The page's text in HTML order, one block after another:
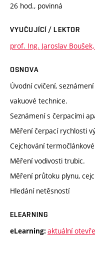
26 hod., povinná
VYUČUJÍCÍ / LEKTOR
prof. Ing. Jaroslav Boušek,
OSNOVA
Úvodní cvičení,
vakuové technice.
Seznámení s čerpacími
Měření čerpací rychlosti
Cejchování
Měření vodivosti trubic.
Měření průtoku plynu,
Hledání netěsností
ELEARNING
eLearning: aktuální